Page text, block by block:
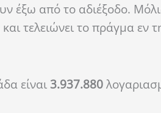
από το αδιέξοδο.
τελειώνει το πράγμα εν
είναι 3.937.880